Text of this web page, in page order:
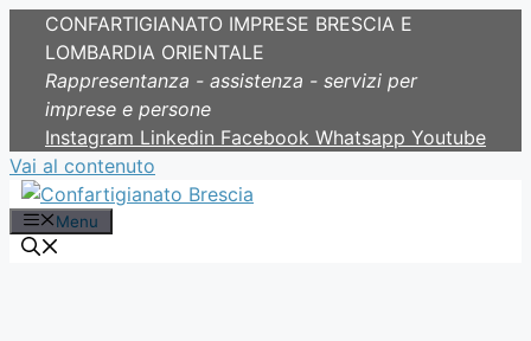
CONFARTIGIANATO IMPRESE BRESCIA E
LOMBARDIA ORIENTALE
Rappresentanza - assistenza - servizi per
imprese e persone
Instagram Linkedin Facebook Whatsapp Youtube
Vai al contenuto
Menu